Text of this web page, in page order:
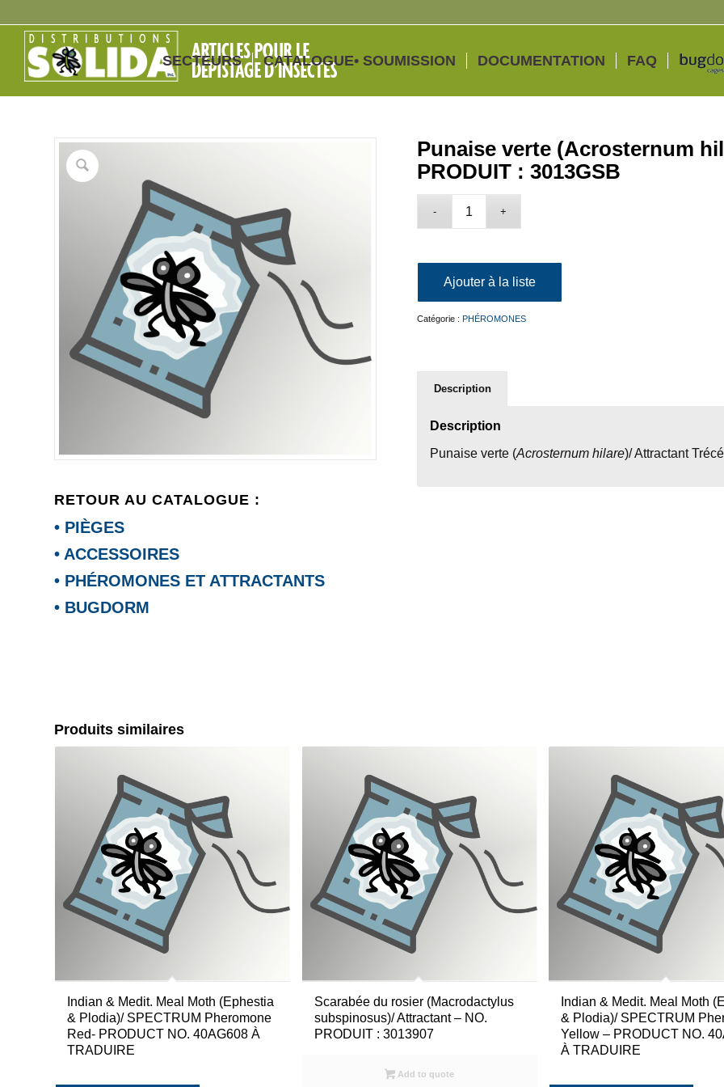
SECTEURS CATALOGUE• SOUMISSION DOCUMENTATION FAQ
RETOUR AU CATALOGUE :
• PIÈGES
• ACCESSOIRES
• PHÉROMONES ET ATTRACTANTS
• BUGDORM
Punaise verte (Acrosternum
PRODUIT : 3013GSB
Ajouter à la liste
Catégorie :PHÉROMONES
Description
Description
Punaise verte (Acrosternum hilare)/ Attractant Trécé
Produits similaires
Indian & Medit. Meal Moth (Ephestia
& Plodia)/ SPECTRUM Pheromone
Red- PRODUCT NO. 40AG608 À
TRADUIRE
Scarabée du rosier (Macrodactylus
subspinosus)/ Attractant – NO.
PRODUIT : 3013907
Add to quote
Indian & Medit. Meal Moth
& Plodia)/ SPECTRUM
Yellow – PRODUCT NO.
À TRADUIRE